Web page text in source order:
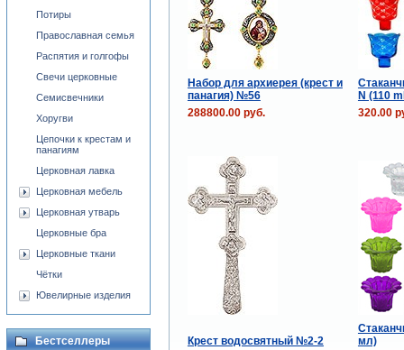
Набор для архиерея (крест и
панагия) №56
N (110
288800.00 руб.
320.00
Крест водосвятный №2-2
мл)
Потиры
Православная семья
Распятия и голгофы
Свечи церковные
Семисвечники
Хоругви
Цепочки к крестам и
панагиям
Церковная лавка
Церковная мебель
Церковная утварь
Церковные бра
Церковные ткани
Чётки
Ювелирные изделия
Бестселлеры